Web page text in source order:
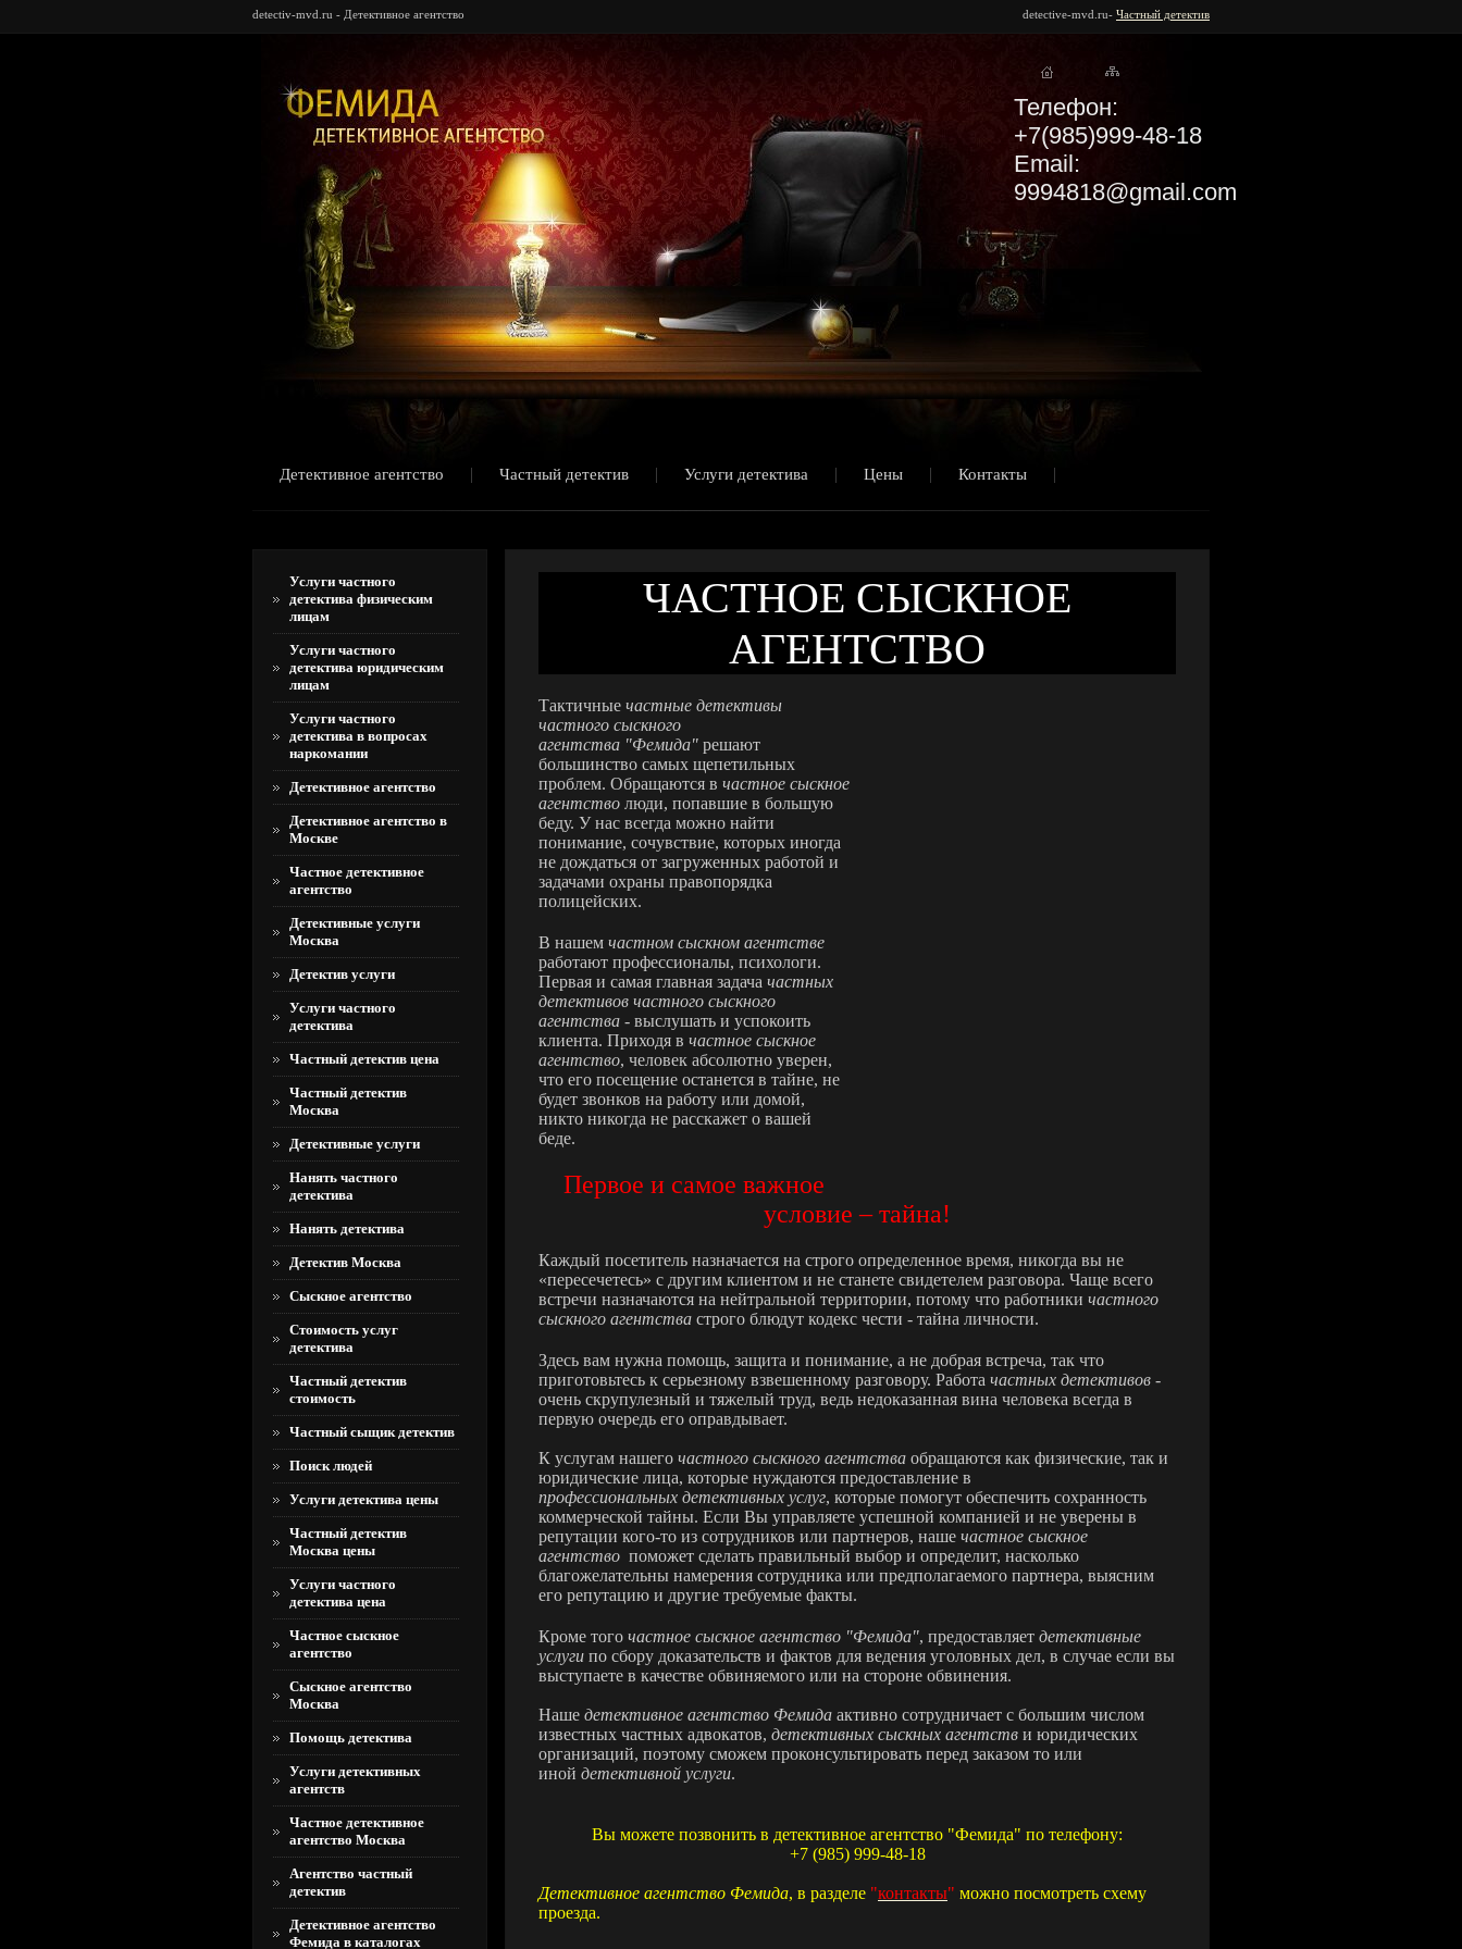
detectiv-mvd.ru - Детективное агентство detective-mvd.ru- Частный детектив
Телефон:
+7(985)999-48-18
Email:
9994818@gmail.com
Детективное агентство Частный детектив Услуги детектива Цены Контакты
Услуги частного
детектива физическим
лицам
Услуги частного
детектива юридическим
лицам
Услуги частного
детектива в вопросах
наркомании
Детективное агентство
Детективное агентство в
Москве
Частное детективное
агентство
Детективные услуги
Москва
Детектив услуги
Услуги частного
детектива
Частный детектив цена
Частный детектив
Москва
Детективные услуги
Нанять частного
детектива
Нанять детектива
Детектив Москва
Сыскное агентство
Стоимость услуг
детектива
Частный детектив
стоимость
Частный сыщик детектив
Поиск людей
Услуги детектива цены
Частный детектив
Москва цены
Услуги частного
детектива цена
Частное сыскное
агентство
Сыскное агентство
Москва
Помощь детектива
Услуги детективных
агентств
Частное детективное
агентство Москва
Агентство частный
детектив
Детективное агентство
Фемида в каталогах
ЧАСТНОЕ СЫСКНОЕ
АГЕНТСТВО
Тактичные частные детективы
частного сыскного
агентства "Фемида" решают
большинство самых щепетильных
проблем. Обращаются в частное сыскное
агентство люди, попавшие в большую
беду. У нас всегда можно найти
понимание, сочувствие, которых иногда
не дождаться от загруженных работой и
задачами охраны правопорядка
полицейских.
В нашем частном сыскном агентстве
работают профессионалы, психологи.
Первая и самая главная задача частных
детективов частного сыскного
агентства - выслушать и успокоить
клиента. Приходя в частное сыскное
агентство, человек абсолютно уверен,
что его посещение останется в тайне, не
будет звонков на работу или домой,
никто никогда не расскажет о вашей
беде.
Первое и самое важное
условие – тайна!
Каждый посетитель назначается на строго определенное время, никогда вы не
«пересечетесь» с другим клиентом и не станете свидетелем разговора. Чаще всего
встречи назначаются на нейтральной территории, потому что работники частного
сыскного агентства строго блюдут кодекс чести - тайна личности.
Здесь вам нужна помощь, защита и понимание, а не добрая встреча, так что
приготовьтесь к серьезному взвешенному разговору. Работа частных детективов -
очень скрупулезный и тяжелый труд, ведь недоказанная вина человека всегда в
первую очередь его оправдывает.
К услугам нашего частного сыскного агентства обращаются как физические, так и
юридические лица, которые нуждаются предоставление в
профессиональных детективных услуг, которые помогут обеспечить сохранность
коммерческой тайны. Если Вы управляете успешной компанией и не уверены в
репутации кого-то из сотрудников или партнеров, наше частное сыскное
агентство поможет сделать правильный выбор и определит, насколько
благожелательны намерения сотрудника или предполагаемого партнера, выясним
его репутацию и другие требуемые факты.
Кроме того частное сыскное агентство "Фемида", предоставляет детективные
услуги по сбору доказательств и фактов для ведения уголовных дел, в случае если вы
выступаете в качестве обвиняемого или на стороне обвинения.
Наше детективное агентство Фемида активно сотрудничает с большим числом
известных частных адвокатов, детективных сыскных агентств и юридических
организаций, поэтому сможем проконсультировать перед заказом то или
иной детективной услуги.
Вы можете позвонить в детективное агентство "Фемида" по телефону:
+7 (985) 999-48-18
Детективное агентство Фемида, в разделе "контакты" можно посмотреть схему
проезда.